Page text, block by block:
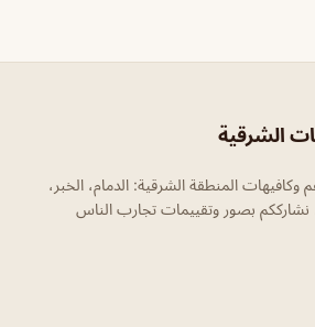
الشرقية
المنطقة الشرقية: الدمام، الخبر،
نشارككم بصور وتقييمات تجارب الناس